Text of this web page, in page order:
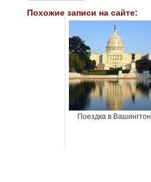
Похожие записи на сайте:
Поездка в Вашингтон